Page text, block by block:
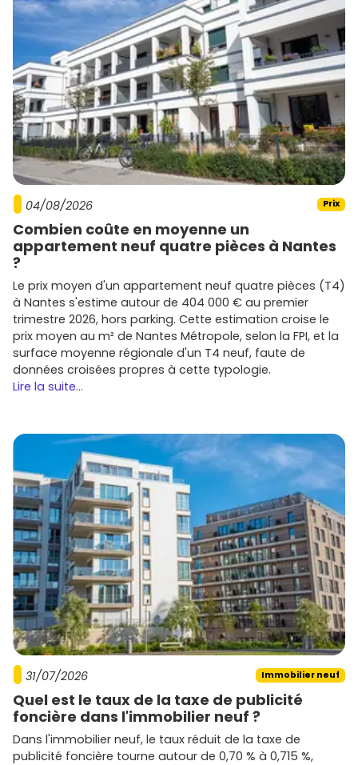
04/08/2026 Prix
Combien coûte en moyenne un
appartement neuf quatre pièces à Nantes
?
Le prix moyen d'un appartement neuf quatre pièces (T4)
à Nantes s'estime autour de 404 000 € au premier
trimestre 2026, hors parking. Cette estimation croise le
prix moyen au m² de Nantes Métropole, selon la FPI, et la
surface moyenne régionale d'un T4 neuf, faute de
données croisées propres à cette typologie.
Lire la suite...
31/07/2026 Immobilier neuf
Quel est le taux de la taxe de publicité
foncière dans l'immobilier neuf ?
Dans l'immobilier neuf, le taux réduit de la taxe de
publicité foncière tourne autour de 0,70 % à 0,715 %,